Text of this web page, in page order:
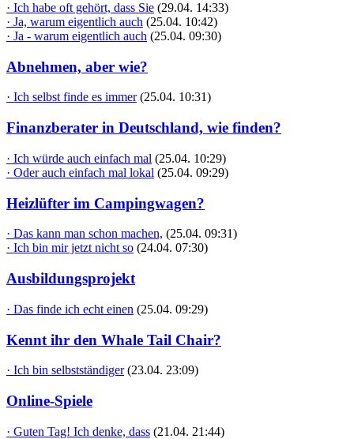
· Ich habe oft gehört, dass Sie (29.04. 14:33)
· Ja, warum eigentlich auch (25.04. 10:42)
· Ja - warum eigentlich auch (25.04. 09:30)
Abnehmen, aber wie?
· Ich selbst finde es immer (25.04. 10:31)
Finanzberater in Deutschland, wie finden?
· Ich würde auch einfach mal (25.04. 10:29)
· Oder auch einfach mal lokal (25.04. 09:29)
Heizlüfter im Campingwagen?
· Das kann man schon machen, (25.04. 09:31)
· Ich bin mir jetzt nicht so (24.04. 07:30)
Ausbildungsprojekt
· Das finde ich echt einen (25.04. 09:29)
Kennt ihr den Whale Tail Chair?
· Ich bin selbstständiger (23.04. 23:09)
Online-Spiele
· Guten Tag! Ich denke, dass (21.04. 21:44)